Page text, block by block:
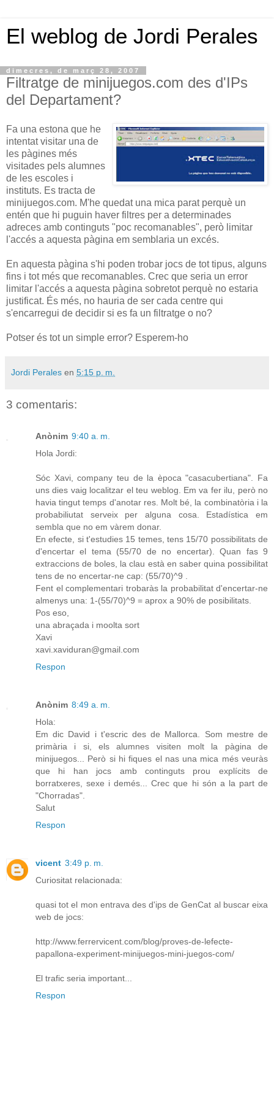
El weblog de Jordi Perales
dimecres, de març 28, 2007
Filtratge de minijuegos.com des d'IPs
del Departament?
Fa una estona que he
intentat visitar una de
les pàgines més
visitades pels alumnes
de les escoles i
instituts. Es tracta de
minijuegos.com. M'he quedat una mica parat perquè un
entén que hi puguin haver filtres per a determinades
adreces amb continguts "poc recomanables", però limitar
l'accés a aquesta pàgina em semblaria un excés.
En aquesta pàgina s'hi poden trobar jocs de tot tipus, alguns
fins i tot més que recomanables. Crec que seria un error
limitar l'accés a aquesta pàgina sobretot perquè no estaria
justificat. És més, no hauria de ser cada centre qui
s'encarregui de decidir si es fa un filtratge o no?
Potser és tot un simple error? Esperem-ho
Jordi Perales en 5:15 p. m.
3 comentaris:
Anònim 9:40 a. m.
Hola Jordi:
Sóc Xavi, company teu de la època "casacubertiana". Fa
uns dies vaig localitzar el teu weblog. Em va fer ilu, però no
havia tingut temps d'anotar res. Molt bé, la combinatòria i la
probabiliutat serveix per alguna cosa. Estadística em
sembla que no em vàrem donar.
En efecte, si t'estudies 15 temes, tens 15/70 possibilitats de
d'encertar el tema (55/70 de no encertar). Quan fas 9
extraccions de boles, la clau està en saber quina possibilitat
tens de no encertar-ne cap: (55/70)^9 .
Fent el complementari trobaràs la probabilitat d'encertar-ne
almenys una: 1-(55/70)^9 = aprox a 90% de posibilitats.
Pos eso,
una abraçada i moolta sort
Xavi
xavi.xaviduran@gmail.com
Respon
Anònim 8:49 a. m.
Hola:
Em dic David i t'escric des de Mallorca. Som mestre de
primària i si, els alumnes visiten molt la pàgina de
minijuegos... Però si hi fiques el nas una mica més veuràs
que hi han jocs amb continguts prou explícits de
borratxeres, sexe i demés... Crec que hi són a la part de
"Chorradas".
Salut
Respon
vicent 3:49 p. m.
Curiositat relacionada:
quasi tot el mon entrava des d'ips de GenCat al buscar eixa
web de jocs:
http://www.ferrervicent.com/blog/proves-de-lefecte-
papallona-experiment-minijuegos-mini-juegos-com/
El trafic seria important...
Respon